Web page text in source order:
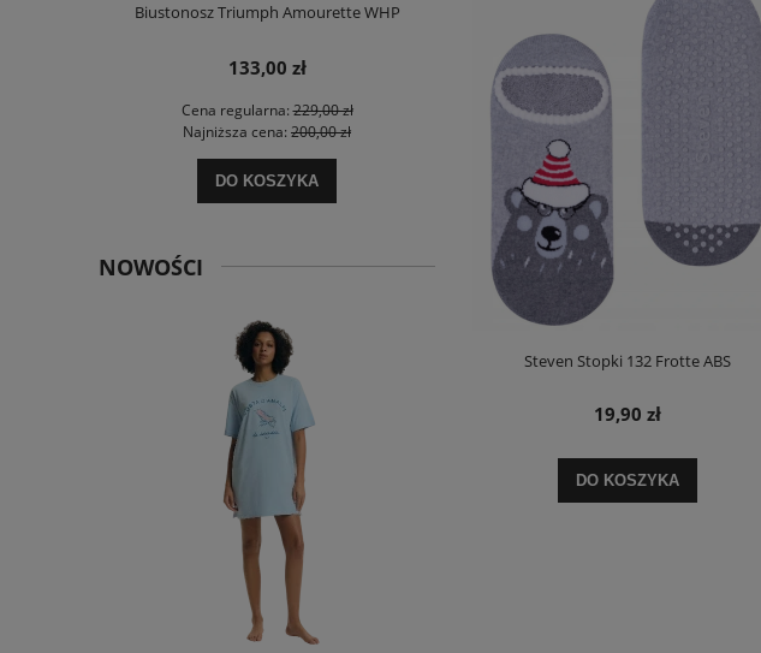
Biustonosz Triumph Amourette WHP
133,00 zł
Cena regularna:229,00 zł
Najniższa cena: 200,00 zł
DO KOSZYKA
Biustonosz Triumph Body Make-up Soft Touch
175,20 zł
Cena regularna:
Najniższa cena:
DO KOSZYKA
NOWOŚCI
Steven Stopki 132 Frotte ABS
19,90 zł
DO KOSZYKA